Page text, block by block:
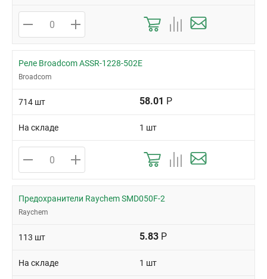
Реле Broadcom ASSR-1228-502E
Broadcom
714 шт 58.01 Р
На складе 1 шт
Предохранители Raychem SMD050F-2
Raychem
113 шт 5.83 Р
На складе 1 шт